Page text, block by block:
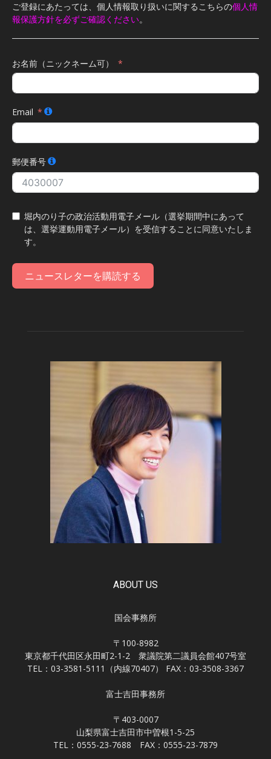
ご登録にあたっては、個人情報取り扱いに関するこちらの個人情
報保護方針を必ずご確認ください。
お名前（ニックネーム可）
Email
郵便番号
堀内のり子の政治活動用電子メール（選挙期間中にあって
は、選挙運動用電子メール）を受信することに同意いたしま
す。
ニュースレターを購読する
ABOUT US
国会事務所
〒100-8982
東京都千代田区永田町2-1-2 衆議院第二議員会館407号室
TEL：03-3581-5111（内線70407） FAX：03-3508-3367
富士吉田事務所
〒403-0007
山梨県富士吉田市中曽根1-5-25
TEL：0555-23-7688 FAX：0555-23-7879